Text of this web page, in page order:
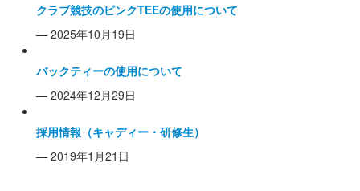
クラブ競技のピンクTEEの使用について
— 2025年10月19日
バックティーの使用について
— 2024年12月29日
採用情報（キャディー・研修生）
— 2019年1月21日